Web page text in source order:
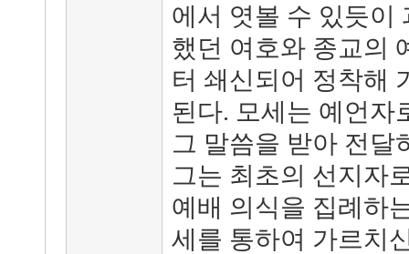
에서 엿볼 수 있듯이
했던 여호와 종교의
터 쇄신되어 정착해
된다. 모세는 예언자
그 말씀을 받아 전달
그는 최초의 선지자
예배 의식을 집례하
세를 통하여 가르치